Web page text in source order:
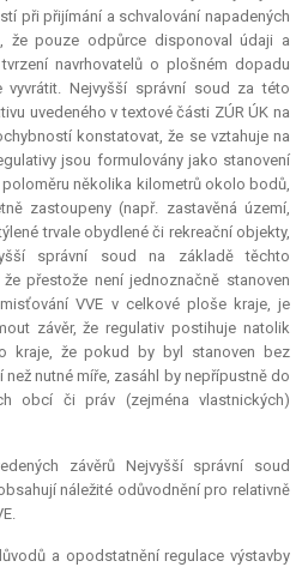
při přijímání a schvalování napadených
že pouze odpůrce disponoval údaji a
navrhovatelů o plošném dopadu
vyvrátit. Nejvyšší správní soud za této
uvedeného v textové části ZÚR ÚK na
konstatovat, že se vztahuje na
jsou formulovány jako stanovení
několika kilometrů okolo bodů,
zastoupeny (např. zastavěná území,
trvale obydlené či rekreační objekty,
správní soud na základě těchto
přestože není jednoznačně stanoven
VVE v celkové ploše kraje, je
závěr, že regulativ postihuje natolik
kraje, že pokud by byl stanoven bez
nutné míře, zasáhl by nepřípustně do
obcí či práv (zejména vlastnických)
závěrů Nejvyšší správní soud
náležité odůvodnění pro relativně
a opodstatnění regulace výstavby